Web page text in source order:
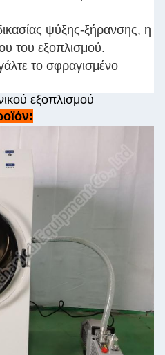
ψύξης-ξήρανσης, η
του εξοπλισμού.
το σφραγισμένο
εξοπλισμού